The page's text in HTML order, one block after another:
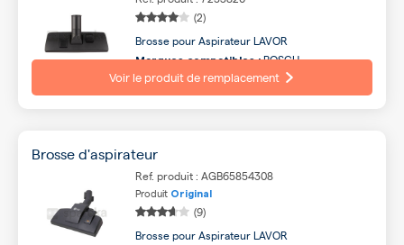
(2)
Brosse pour Aspirateur LAVOR
Marques compatibles :BOSCH,
ELECTROLUX, SIEMENS, AEG, TORNADO, LG,
PROGRESS, HOOVER, DELONGHI, IROBOT ...
Voir le produit de remplacement
Brosse d'aspirateur
Ref. produit : AGB65854308
Produit Original
(9)
Brosse pour Aspirateur LAVOR